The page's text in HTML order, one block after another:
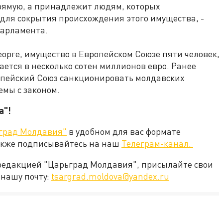
а принадлежит людям, которых
сокрытия происхождения этого имущества, -
имущество в Европейском Союзе пяти человек,
в несколько сотен миллионов евро. Ранее
Союз санкционировать молдавских
с законом.
Молдавия" в удобном для вас формате
подписывайтесь на наш Телеграм-канал.
"Царьград Молдавия", присылайте свои
почту: tsargrad.moldova@yandex.ru